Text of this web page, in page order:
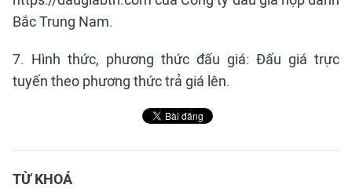
Bắc Trung Nam.
7. Hình thức, phương thức đấu giá: Đấu giá trực
tuyến theo phương thức trả giá lên.
TỪ KHOÁ